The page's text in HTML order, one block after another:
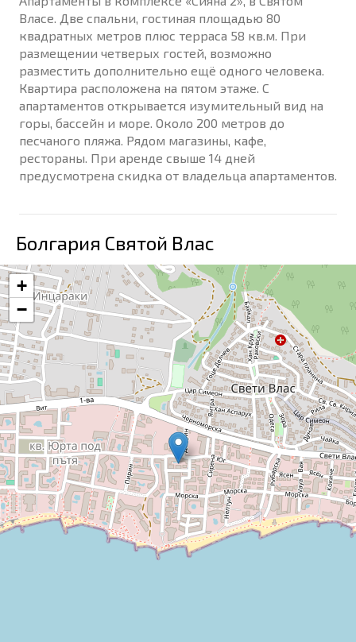
Власе. Две спальни, гостиная площадью 80
квадратных метров плюс терраса 58 кв.м. При
размещении четверых гостей, возможно
разместить дополнительно ещё одного человека.
Квартира расположена на пятом этаже. С
апартаментов открывается изумительный вид на
горы, бассейн и море. Около 200 метров до
песчаного пляжа. Рядом магазины, кафе,
рестораны. При аренде свыше 14 дней
предусмотрена скидка от владельца апартаментов.
Болгария Святой Влас
+
−